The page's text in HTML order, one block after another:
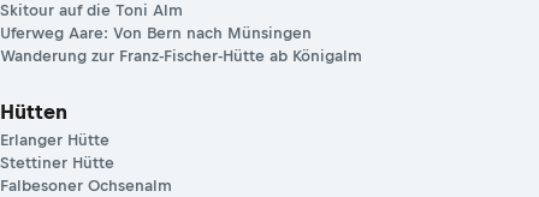
Skitour auf die Toni Alm
Uferweg Aare: Von Bern nach Münsingen
Wanderung zur Franz-Fischer-Hütte ab Königalm
Hütten
Erlanger Hütte
Stettiner Hütte
Falbesoner Ochsenalm